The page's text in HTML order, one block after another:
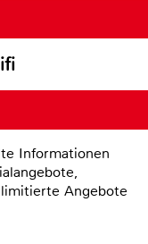
Informationen
Angebote